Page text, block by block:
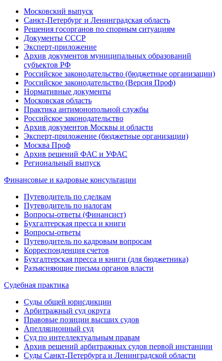
Московский выпуск
Санкт-Петербург и Ленинградская область
Решения госорганов по спорным ситуациям
Документы СССР
Эксперт-приложение
Архив документов муниципальных образований
субъектов РФ
Российское законодательство (бюджетные организации)
Российское законодательство (Версия Проф)
Нормативные документы
Московская область
Практика антимонопольной службы
Российское законодательство
Архив документов Москвы и области
Эксперт-приложение (бюджетные организации)
Москва Проф
Архив решений ФАС и УФАС
Региональный выпуск
Финансовые и кадровые консультации
Путеводитель по сделкам
Путеводитель по налогам
Вопросы-ответы (Финансист)
Бухгалтерская пресса и книги
Вопросы-ответы
Путеводитель по кадровым вопросам
Корреспонденция счетов
Бухгалтерская пресса и книги (для бюджетника)
Разъясняющие письма органов власти
Судебная практика
Суды общей юрисдикции
Арбитражный суд округа
Правовые позиции высших судов
Апелляционный суд
Суд по интеллектуальным правам
Архив решений арбитражных судов первой инстанции
Суды Санкт-Петербурга и Ленинградской области